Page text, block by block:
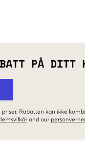
PÅ DITT
Rabatten kan ikke
and our